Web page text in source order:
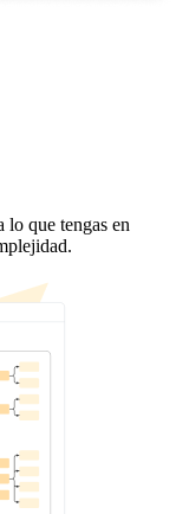
lo que tengas en